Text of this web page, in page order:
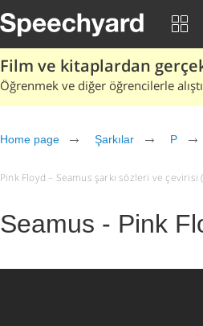
Film ve kitaplardan
Öğrenmek ve diğer öğrencilerle
Home page Şarkılar P
Pink Floyd – Seamus şarkı sözleri ve çevirisi
Seamus - Pink